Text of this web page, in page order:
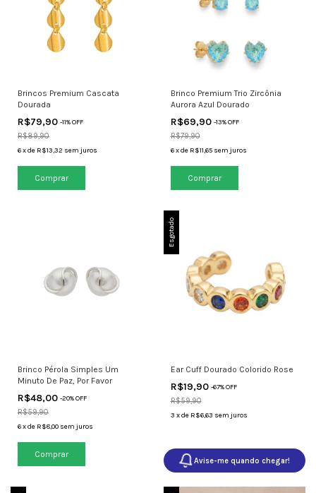
Brincos Premium Cascata
Dourada
R$79,90 -11% OFF
R$89,90
6xde R$13,32 sem juros
Brinco Premium Trio Zircônia
Aurora Azul Dourado
R$69,90 -13% OFF
R$79,90
6 xde R$11,65 sem juros
Brinco Pérola Simples Um
Minuto De Paz, Por Favor
R$48,00 -20% OFF
R$59,90
6xde R$8,00 sem juros
Esgotado
Ear Cuff Dourado Colorido Rose
R$19,90 -67% OFF
R$59,90
3 xde R$6,63 sem juros
Avise-me quando chegar!